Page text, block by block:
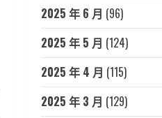
2025 年 6 月 (96)
2025 年 5 月 (124)
2025 年 4 月 (115)
2025 年 3 月 (129)